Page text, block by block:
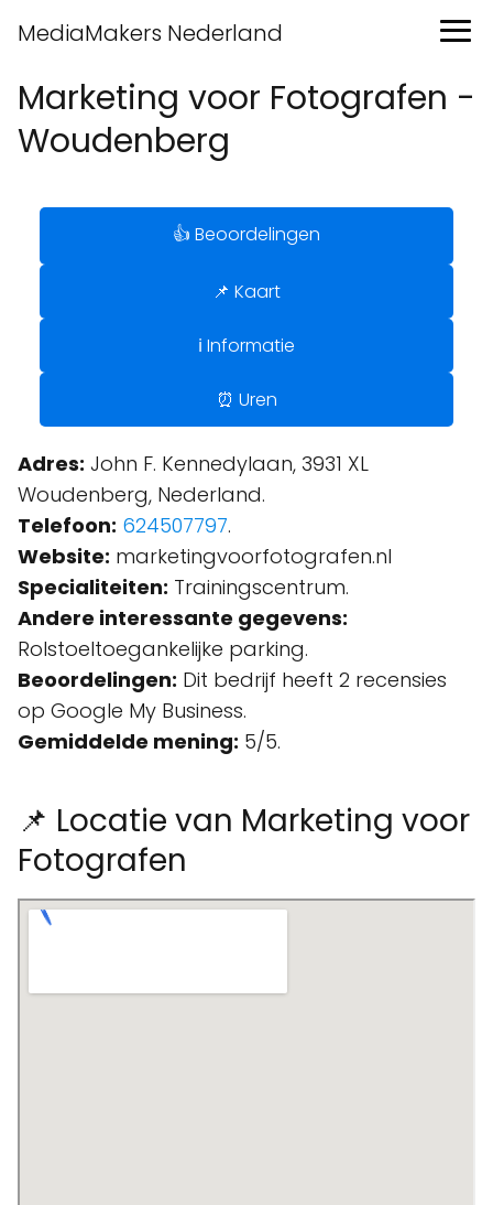
MediaMakers Nederland
Marketing voor Fotografen -
Woudenberg
👍 Beoordelingen
📌 Kaart
ℹ️ Informatie
⏰ Uren
Adres: John F. Kennedylaan, 3931 XL
Woudenberg, Nederland.
Telefoon: 624507797.
Website: marketingvoorfotografen.nl
Specialiteiten: Trainingscentrum.
Andere interessante gegevens:
Rolstoeltoegankelijke parking.
Beoordelingen: Dit bedrijf heeft 2 recensies
op Google My Business.
Gemiddelde mening: 5/5.
📌 Locatie van Marketing voor
Fotografen